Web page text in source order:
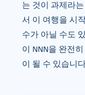
는 것이 과제라
서 이 여행을 시
수가 아닐 수도
이 NNN을 완전
이 될 수 있습니